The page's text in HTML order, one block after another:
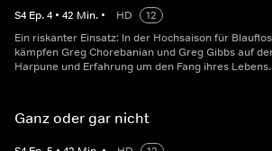
S4 Ep.4 • 42 Min. • HD
12
Ein riskanter Einsatz: In der Hochsaison für
kämpfen Greg Chorebanian und Greg Gibbs auf
Harpune und Erfahrung um den Fang ihres Lebens.
Ganz oder gar nicht